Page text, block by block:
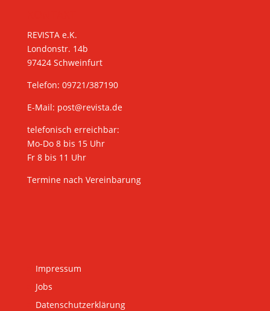
REVISTA e.K.
Londonstr. 14b
97424 Schweinfurt
Telefon: 09721/387190
E-Mail: post@revista.de
telefonisch erreichbar:
Mo-Do 8 bis 15 Uhr
Fr 8 bis 11 Uhr
Termine nach Vereinbarung
Impressum
Jobs
Datenschutzerklärung